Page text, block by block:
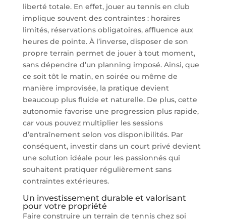
liberté totale. En effet, jouer au tennis en club
implique souvent des contraintes : horaires
limités, réservations obligatoires, affluence aux
heures de pointe. À l’inverse, disposer de son
propre terrain permet de jouer à tout moment,
sans dépendre d’un planning imposé. Ainsi, que
ce soit tôt le matin, en soirée ou même de
manière improvisée, la pratique devient
beaucoup plus fluide et naturelle. De plus, cette
autonomie favorise une progression plus rapide,
car vous pouvez multiplier les sessions
d’entraînement selon vos disponibilités. Par
conséquent, investir dans un court privé devient
une solution idéale pour les passionnés qui
souhaitent pratiquer régulièrement sans
contraintes extérieures.
Un investissement durable et valorisant
pour votre propriété
Faire construire un terrain de tennis chez soi